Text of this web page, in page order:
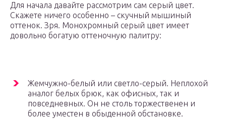
Для начала давайте рассмотрим сам серый цвет.
Скажете ничего особенно – скучный мышиный
оттенок. Зря. Монохромный серый цвет имеет
довольно богатую оттеночную палитру:
Жемчужно-белый или светло-серый. Неплохой
аналог белых брюк, как офисных, так и
повседневных. Он не столь торжественен и
более уместен в обыденной обстановке.